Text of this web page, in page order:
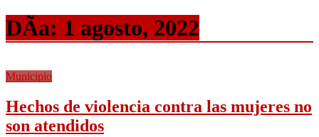
DÃ­a: 1 agosto, 2022
Municipio
Hechos de violencia contra las mujeres no
son atendidos